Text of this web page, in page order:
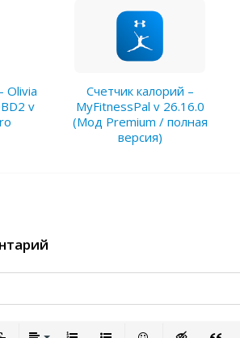
Olivia
v
Счетчик калорий –
MyFitnessPal v 26.16.0
(Мод Premium / полная
версия)